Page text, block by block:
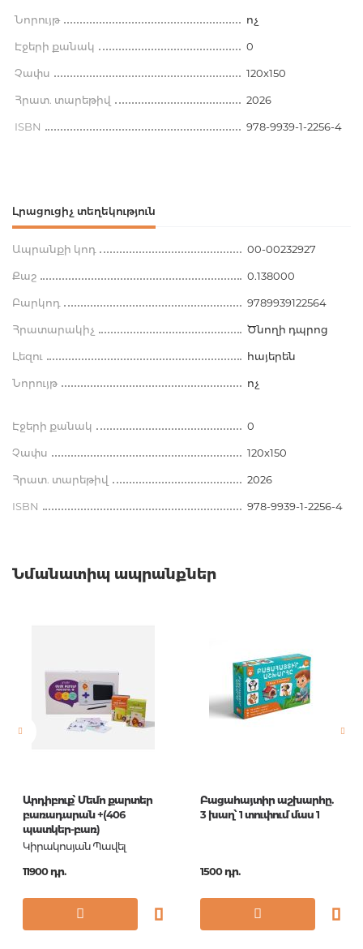
Նորույթ ոչ
Էջերի քանակ 0
Չափս 120x150
Հրատ. տարեթիվ 2026
ISBN 978-9939-1-2256-4
Լրացուցիչ տեղեկություն
Ապրանքի կոդ 00-00232927
Քաշ 0.138000
Բարկոդ 9789939122564
Հրատարակիչ Ծնողի դպրոց
Լեզու հայերեն
Նորույթ ոչ
Էջերի քանակ 0
Չափս 120x150
Հրատ. տարեթիվ 2026
ISBN 978-9939-1-2256-4
Նմանատիպ ապրանքներ
Արդիբուք՝ Մեմո քարտեր
բառադարան +(406
պատկեր-բառ)
Կիրակոսյան Պավել
11900 դր.
Բացահայտիր աշխարհը.
3 խաղ՝ 1 տուփում մաս 1
1500 դր.